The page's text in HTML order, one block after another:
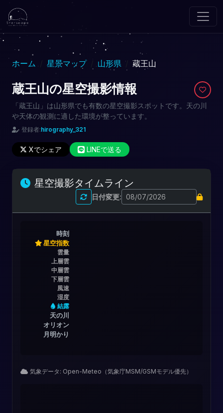
ホーム 星景マップ 山形県 蔵王山
蔵王山の星空撮影情報
「蔵王山」は山形県でも有数の星空撮影スポットです。天の川
や天体の観測に適した環境が整っています。
登録者:hirography_321
Xでシェア LINEで送る
星空撮影タイムライン
日付変更:
時刻
星空指数
雲量
上層雲
中層雲
下層雲
風速
湿度
結露
天の川
オリオン
月明かり
気象データ: Open-Meteo（気象庁MSM/GSMモデル優先）